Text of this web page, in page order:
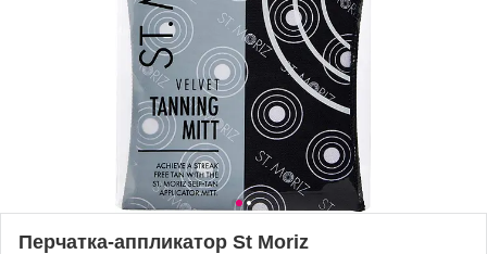
Перчатка-аппликатор St Moriz